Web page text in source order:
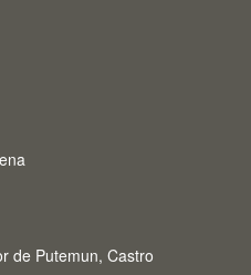
de Putemun, Castro